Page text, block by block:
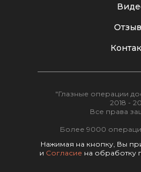
Нажимая на кнопку, Вы
и Согласие на обработку
"Глазные операции
2018 -
Все права
Более 9000